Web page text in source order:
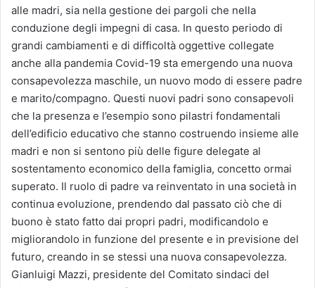
alle madri, sia nella gestione dei pargoli che nella
conduzione degli impegni di casa. In questo periodo di
grandi cambiamenti e di difficoltà oggettive collegate
anche alla pandemia Covid-19 sta emergendo una nuova
consapevolezza maschile, un nuovo modo di essere padre
e marito/compagno. Questi nuovi padri sono consapevoli
che la presenza e l’esempio sono pilastri fondamentali
dell’edificio educativo che stanno costruendo insieme alle
madri e non si sentono più delle figure delegate al
sostentamento economico della famiglia, concetto ormai
superato. Il ruolo di padre va reinventato in una società in
continua evoluzione, prendendo dal passato ciò che di
buono è stato fatto dai propri padri, modificandolo e
migliorandolo in funzione del presente e in previsione del
futuro, creando in se stessi una nuova consapevolezza.
Gianluigi Mazzi, presidente del Comitato sindaci del